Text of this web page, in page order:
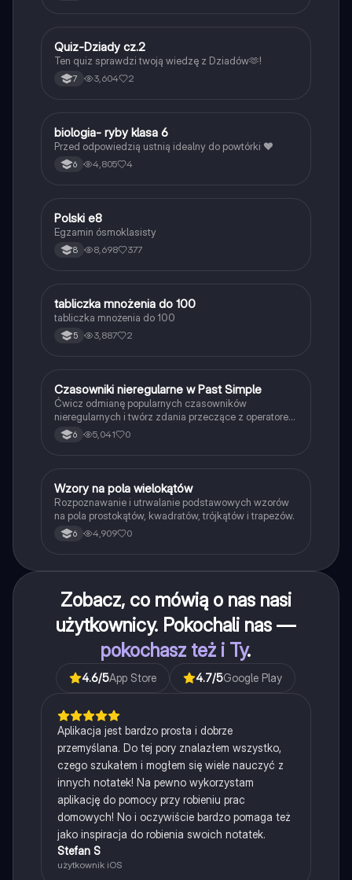
QJęzyk polski
Quiz-Dziady cz.2
Ten quiz sprawdzi twoją wiedzę z Dziadów🫶!
7 3,604 2
BBiologia
biologia- ryby klasa 6
Przed odpowiedzią ustnią idealny do powtórki ❤️
6 4,805 4
Język polski
Polski e8
Egzamin ósmoklasisty
8 8,698 377
TMatematyka
tabliczka mnożenia do 100
tabliczka mnożenia do 100
5 3,887 2
CJęzyk angielski
Czasowniki nieregularne w Past Simple
Ćwicz odmianę popularnych czasowników
nieregularnych i twórz zdania przeczące z operatorem
didn't w czasie Past Simple.
6 5,041 0
WMatematyka
Wzory na pola wielokątów
Rozpoznawanie i utrwalanie podstawowych wzorów
na pola prostokątów, kwadratów, trójkątów i trapezów.
6 4,909 0
Zobacz, co mówią o nas nasi
użytkownicy. Pokochali nas —
pokochasz też i Ty.
4.6/5App Store 4.7/5Google Play
Aplikacja jest bardzo prosta i dobrze
przemyślana. Do tej pory znalazłem wszystko,
czego szukałem i mogłem się wiele nauczyć z
innych notatek! Na pewno wykorzystam
aplikację do pomocy przy robieniu prac
domowych! No i oczywiście bardzo pomaga też
jako inspiracja do robienia swoich notatek.
Stefan S
użytkownik iOS